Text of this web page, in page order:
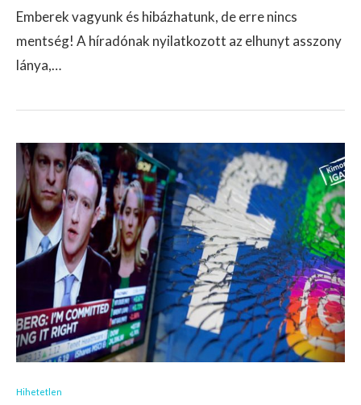
Emberek vagyunk és hibázhatunk, de erre nincs
mentség! A híradónak nyilatkozott az elhunyt asszony
lánya,…
Hihetetlen